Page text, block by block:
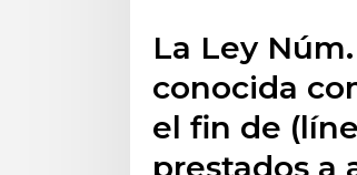
La Ley
conocida
el fin de
prestados a